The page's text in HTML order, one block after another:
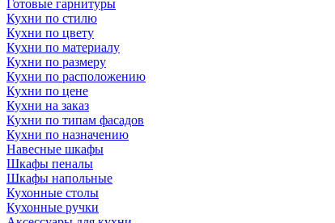
Готовые гарнитуры
Кухни по стилю
Кухни по цвету
Кухни по материалу
Кухни по размеру
Кухни по расположению
Кухни по цене
Кухни на заказ
Кухни по типам фасадов
Кухни по назначению
Навесные шкафы
Шкафы пеналы
Шкафы напольные
Кухонные столы
Кухонные ручки